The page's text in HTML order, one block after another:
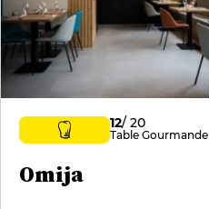
12/ 20
Table Gourmande
Omija